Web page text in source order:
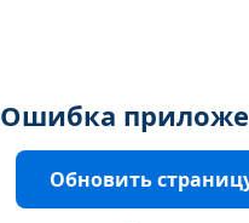
Ошибка
Обновить